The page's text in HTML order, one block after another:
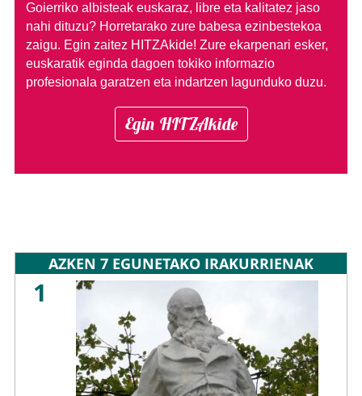
Goierriko albisteak euskaraz, libre eta kalitatez jaso
nahi dituzu? Horretarako zure babesa ezinbestekoa
zaigu. Egin zaitez HITZAkide! Zure ekarpenari esker,
euskaratik eginda dagoen tokiko informazio
profesionala garatzen eta indartzen lagunduko duzu.
Egin HITZAkide
AZKEN 7 EGUNETAKO IRAKURRIENAK
1